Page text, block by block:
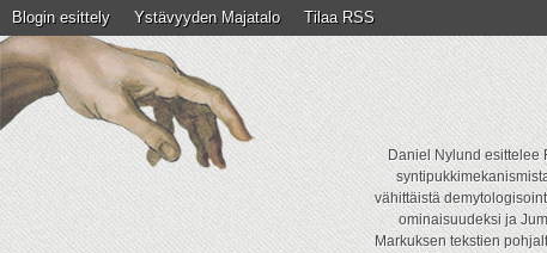
Blogin esittely Ystävyyden Majatalo Tilaa RSS
Daniel Nylund esittelee
vähittäistä
ominaisuudeksi ja
Markuksen tekstien